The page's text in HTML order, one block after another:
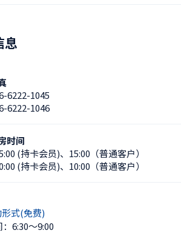
息
6222-1045
6222-1046
时间
(持卡会员)、 15:00（普通客户）
(持卡会员)、 10:00（普通客户）
形式(免费)
6:30〜9:00